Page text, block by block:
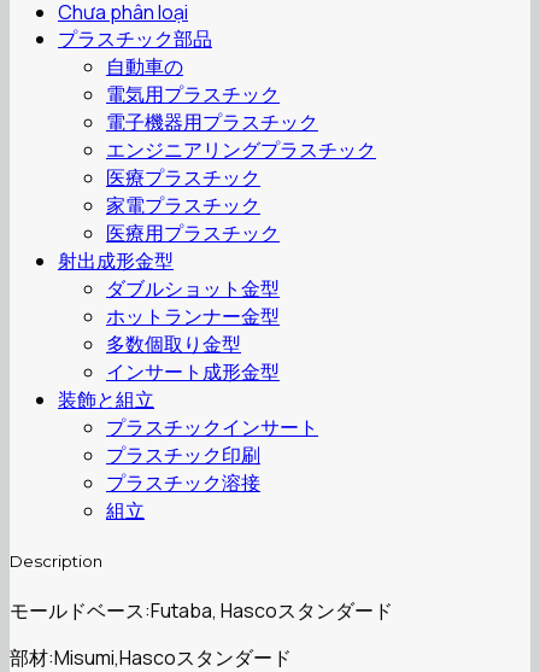
Chưa phân loại
プラスチック部品
自動車の
電気用プラスチック
電子機器用プラスチック
エンジニアリングプラスチック
医療プラスチック
家電プラスチック
医療用プラスチック
射出成形金型
ダブルショット金型
ホットランナー金型
多数個取り金型
インサート成形金型
装飾と組立
プラスチックインサート
プラスチック印刷
プラスチック溶接
組立
Description
モールドベース:Futaba, Hascoスタンダード
部材:Misumi,Hascoスタンダード